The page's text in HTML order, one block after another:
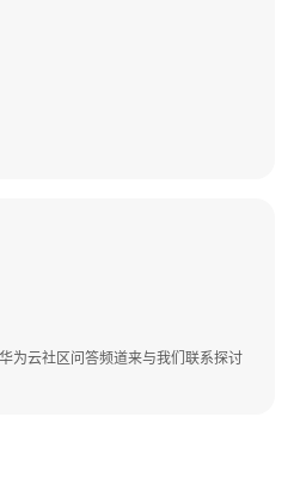
为云社区问答频道来与我们联系探讨